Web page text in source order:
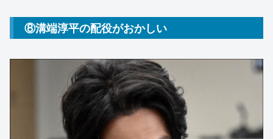
⑧溝端淳平の配役がおかしい